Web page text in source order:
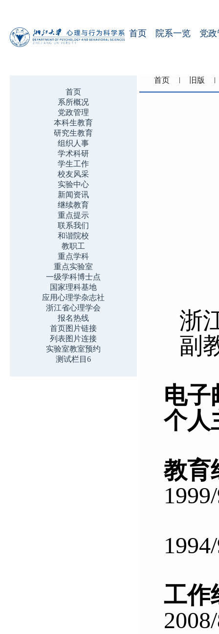
首页 院系一览 党
首页
系所概况
党政管理
本科生教育
研究生教育
组织人事
学术科研
学生工作
校友风采
实验中心
新闻资讯
继续教育
重点提示
联系我们
和谐院校
教职工
重点学科
重点实验室
一级学科博士点
国家理科基地
应用心理学杂志社
浙江省心理学会
报名热线
首页图片链接
列表图片连接
实验室教室预约
测试栏目6
首页 旧版
浙
副
电子
个人
教育
工作